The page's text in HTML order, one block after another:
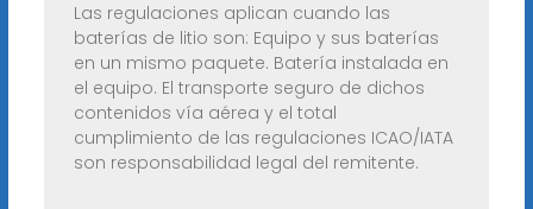
Las regulaciones aplican cuando las
baterías de litio son: Equipo y sus baterías
en un mismo paquete. Batería instalada en
el equipo. El transporte seguro de dichos
contenidos vía aérea y el total
cumplimiento de las regulaciones ICAO/IATA
son responsabilidad legal del remitente.